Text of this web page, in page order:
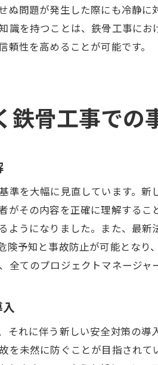
法的視点に基づく
安全を保証するた
法律が導く鉄骨工
技術革新が法律遵
安全確保における
ぬ問題が発生した際にも冷静
識を持つことは、鉄骨工事に
性を高めることが可能です。
鉄骨工事での
準を大幅に見直しています。
がその内容を正確に理解する
ようになりました。また、最
険予知と事故防止が可能とな
全てのプロジェクトマネージ
それに伴う新しい安全対策の
を未然に防ぐことが目指され